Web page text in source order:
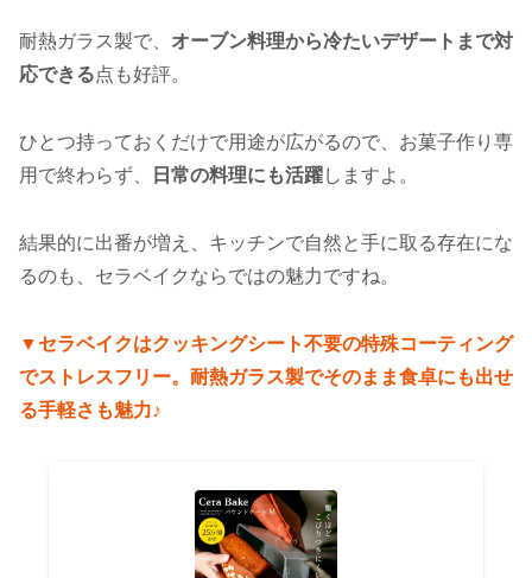
耐熱ガラス製で、 オーブン料理から冷たいデザートまで対
応できる点も好評。
ひとつ持っておくだけで用途が広がるので、お菓子作り専
用で終わらず、
日常の料理にも活躍しますよ。
結果的に出番が増え、キッチンで自然と手に取る存在にな
るのも、セラベイクならではの魅力ですね。
▼セラベイクはクッキングシート不要の特殊コーティング
でストレスフリー。耐熱ガラス製でそのまま食卓にも出せ
る手軽さも魅力♪